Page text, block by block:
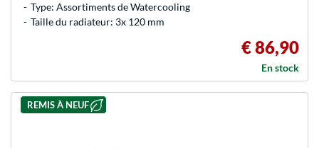
Type: Assortiments de Watercooling
Taille du radiateur: 3x 120 mm
€ 86,90
En stock
REMIS À NEUF